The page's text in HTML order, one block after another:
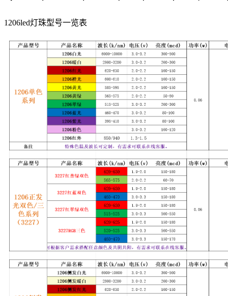
1206led灯珠型号一览表